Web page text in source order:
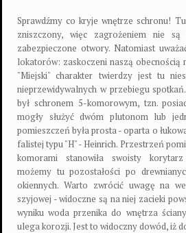
Sprawdźmy co kryje wnętrze schronu!
zniszczony, więc zagrożeniem nie
zabezpieczone otwory. Natomiast
lokatorów: zaskoczeni naszą obecnością
"Miejski" charakter twierdzy jest tu
nieprzewidywalnych w przebiegu
był schronem 5-komorowym, tzn.
mogły służyć dwóm plutonom lub
pomieszczeń była prosta - oparta o
falistej typu "H" - Heinrich. Przestrzeń
komorami stanowiła swoisty
możemy tu pozostałości po
okiennych. Warto zwrócić uwagę na
szyjowej - widoczne są na niej zacieki
wyniku woda przenika do wnętrza
ulega korozji. Jest to widoczny dowód, iż